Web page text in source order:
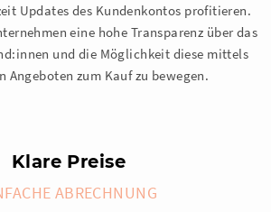
Updates des Kundenkontos profitieren.
eine hohe Transparenz über das
und die Möglichkeit diese mittels
Angeboten zum Kauf zu bewegen.
Klare Preise
ABRECHNUNG